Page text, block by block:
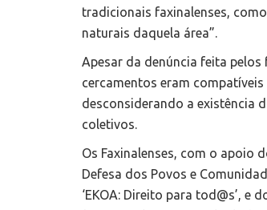
tradicionais faxinalenses,
naturais daquela área”.
Apesar da denúncia feita
cercamentos eram
desconsiderando a existência
coletivos.
Os Faxinalenses, com o apoio
Defesa dos Povos e
‘EKOA: Direito para tod@s’, e